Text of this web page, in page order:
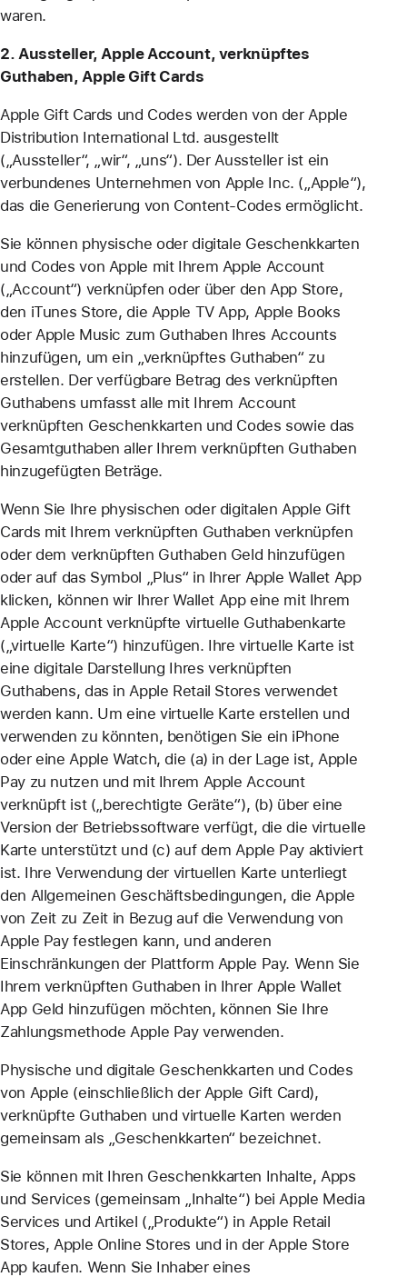
waren.
2. Aussteller, Apple Account, verknüpftes
Guthaben, Apple Gift Cards
Apple Gift Cards und Codes werden von der Apple
Distribution International Ltd. ausgestellt
(„Aussteller“, „wir“, „uns“). Der Aussteller ist ein
verbundenes Unternehmen von Apple Inc. („Apple“),
das die Generierung von Content-Codes ermöglicht.
Sie können physische oder digitale Geschenkkarten
und Codes von Apple mit Ihrem Apple Account
(„Account“) verknüpfen oder über den App Store,
den iTunes Store, die Apple TV App, Apple Books
oder Apple Music zum Guthaben Ihres Accounts
hinzufügen, um ein „verknüpftes Guthaben“ zu
erstellen. Der verfügbare Betrag des verknüpften
Guthabens umfasst alle mit Ihrem Account
verknüpften Geschenkkarten und Codes sowie das
Gesamtguthaben aller Ihrem verknüpften Guthaben
hinzugefügten Beträge.
Wenn Sie Ihre physischen oder digitalen Apple Gift
Cards mit Ihrem verknüpften Guthaben verknüpfen
oder dem verknüpften Guthaben Geld hinzufügen
oder auf das Symbol „Plus“ in Ihrer Apple Wallet App
klicken, können wir Ihrer Wallet App eine mit Ihrem
Apple Account verknüpfte virtuelle Guthabenkarte
(„virtuelle Karte“) hinzufügen. Ihre virtuelle Karte ist
eine digitale Darstellung Ihres verknüpften
Guthabens, das in Apple Retail Stores verwendet
werden kann. Um eine virtuelle Karte erstellen und
verwenden zu könnten, benötigen Sie ein iPhone
oder eine Apple Watch, die (a) in der Lage ist, Apple
Pay zu nutzen und mit Ihrem Apple Account
verknüpft ist („berechtigte Geräte“), (b) über eine
Version der Betriebssoftware verfügt, die die virtuelle
Karte unterstützt und (c) auf dem Apple Pay aktiviert
ist. Ihre Verwendung der virtuellen Karte unterliegt
den Allgemeinen Geschäftsbedingungen, die Apple
von Zeit zu Zeit in Bezug auf die Verwendung von
Apple Pay festlegen kann, und anderen
Einschränkungen der Plattform Apple Pay. Wenn Sie
Ihrem verknüpften Guthaben in Ihrer Apple Wallet
App Geld hinzufügen möchten, können Sie Ihre
Zahlungsmethode Apple Pay verwenden.
Physische und digitale Geschenkkarten und Codes
von Apple (einschließlich der Apple Gift Card),
verknüpfte Guthaben und virtuelle Karten werden
gemeinsam als „Geschenkkarten“ bezeichnet.
Sie können mit Ihren Geschenkkarten Inhalte, Apps
und Services (gemeinsam „Inhalte“) bei Apple Media
Services und Artikel („Produkte“) in Apple Retail
Stores, Apple Online Stores und in der Apple Store
App kaufen. Wenn Sie Inhaber eines